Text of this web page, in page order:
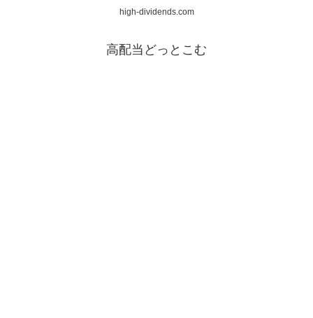
high-dividends.com
高配当どっとこむ